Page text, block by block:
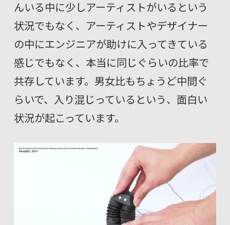
んいる中に少しアーティストがいるという
状況でもなく、アーティストやデザイナー
の中にエンジニアが助けに入ってきている
感じでもなく、本当に同じぐらいの比率で
共存しています。男女比もちょうど中間ぐ
らいで、入り混じっているという、面白い
状況が起こっています。